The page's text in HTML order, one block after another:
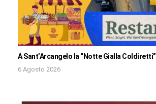
A Sant’Arcangelo la “Notte Gialla Coldiretti”
6 Agosto 2026